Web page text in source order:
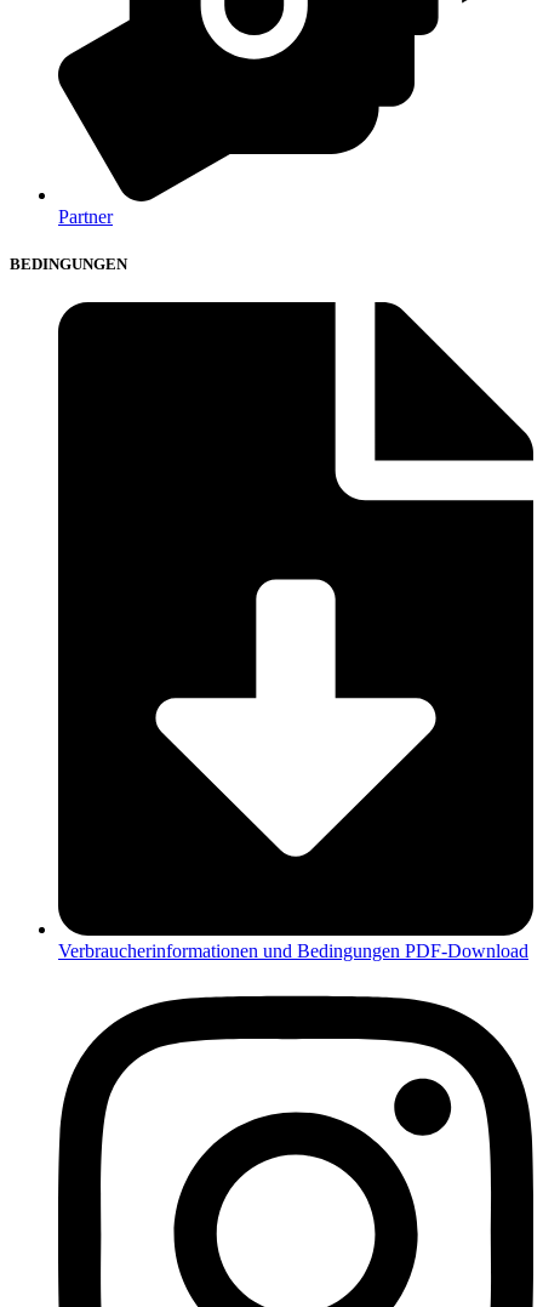
Partner
BEDINGUNGEN
Verbraucherinformationen und Bedingungen PDF-Download